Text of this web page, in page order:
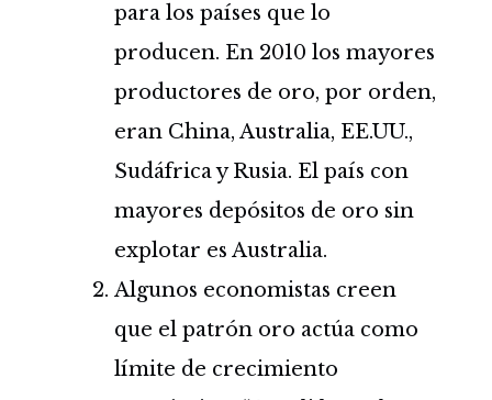
para los países que lo
producen. En 2010 los mayores
productores de oro, por orden,
eran China, Australia, EE.UU.,
Sudáfrica y Rusia. El país con
mayores depósitos de oro sin
explotar es Australia.
Algunos economistas creen
que el patrón oro actúa como
límite de crecimiento